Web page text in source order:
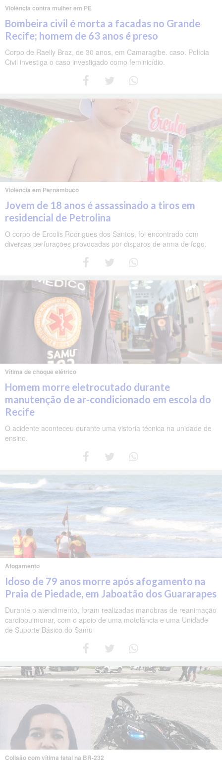
Violência contra mulher em PE
Bombeira civil é morta a facadas no Grande
Recife; homem de 63 anos é preso
Corpo de Raelly Braz, de 30 anos, em Camaragibe. caso. Polícia
Civil investiga o caso investigado como feminicídio.
Violência em Pernambuco
Jovem de 18 anos é assassinado a tiros em
residencial de Petrolina
O corpo de Ercolis Rodrigues dos Santos, foi encontrado com
diversas perfurações provocadas por disparos de arma de fogo.
Vítima de choque elétrico
Homem morre eletrocutado durante
manutenção de ar-condicionado em escola do
Recife
O acidente aconteceu durante uma vistoria técnica na unidade de
ensino.
Afogamento
Idoso de 79 anos morre após afogamento na
Praia de Piedade, em Jaboatão dos Guararapes
Durante o atendimento, foram realizadas manobras de reanimação
cardiopulmonar, com o apoio de uma motolância e uma Unidade
de Suporte Básico do Samu
Colisão com vítima fatal na BR-232